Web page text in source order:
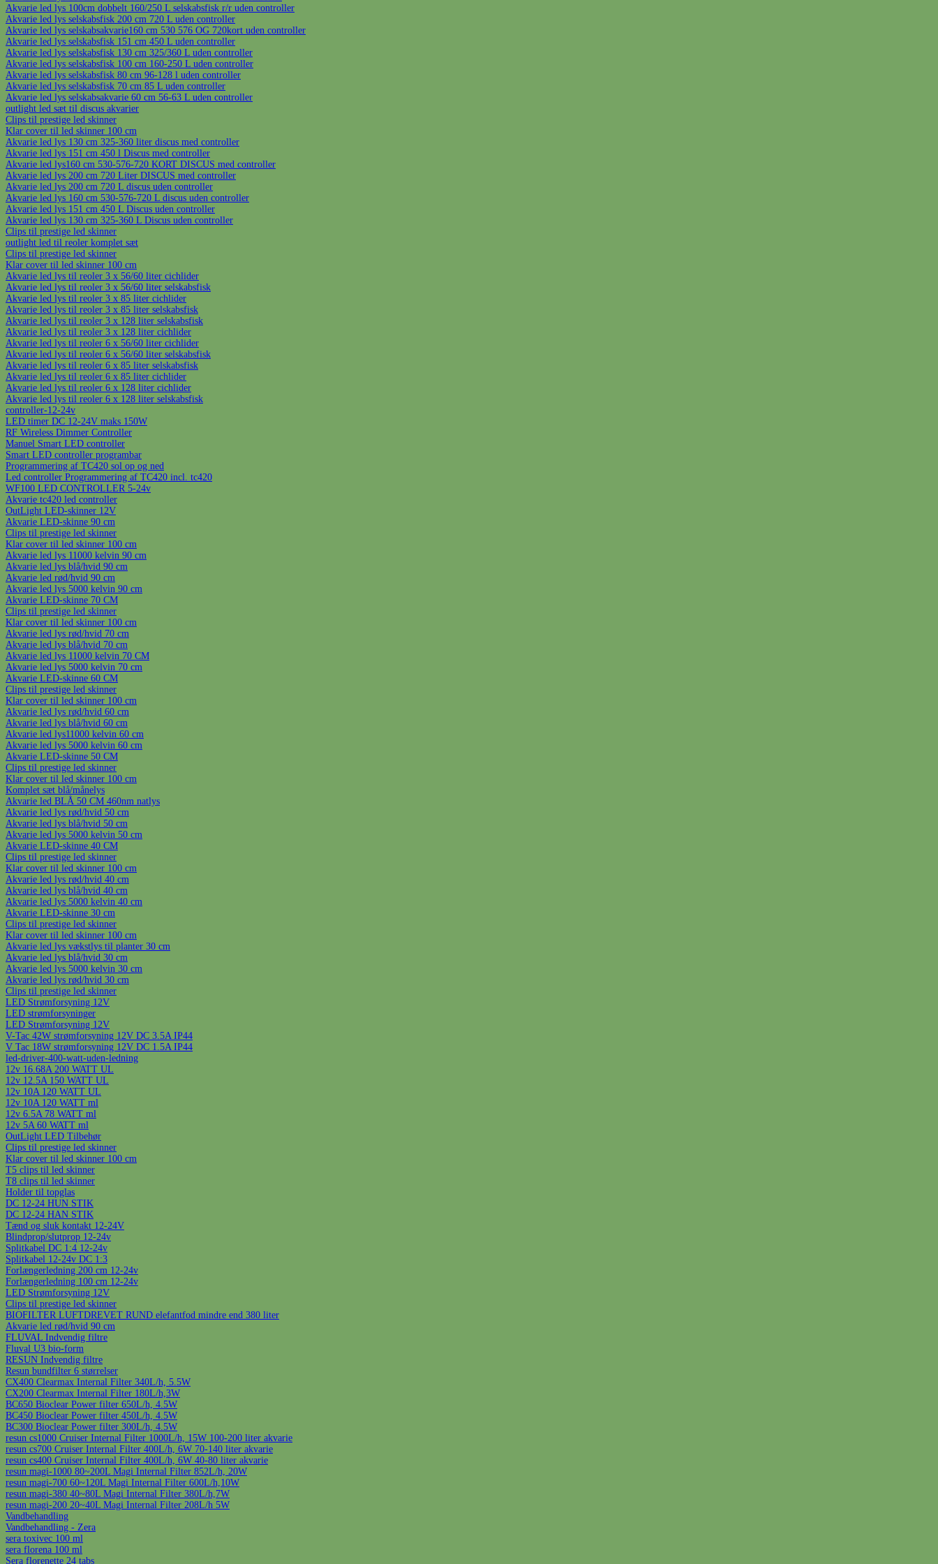
Akvarie led lys 100cm dobbelt 160/250 L selskabsfisk r/r uden controller
Akvarie led lys selskabsfisk 200 cm 720 L uden controller
Akvarie led lys selskabsakvarie160 cm 530 576 OG 720kort uden controller
Akvarie led lys selskabsfisk 151 cm 450 L uden controller
Akvarie led lys selskabsfisk 130 cm 325/360 L uden controller
Akvarie led lys selskabsfisk 100 cm 160-250 L uden controller
Akvarie led lys selskabsfisk 80 cm 96-128 l uden controller
Akvarie led lys selskabsfisk 70 cm 85 L uden controller
Akvarie led lys selskabsakvarie 60 cm 56-63 L uden controller
outlight led sæt til discus akvarier
Clips til prestige led skinner
Klar cover til led skinner 100 cm
Akvarie led lys 130 cm 325-360 liter discus med controller
Akvarie led lys 151 cm 450 l Discus med controller
Akvarie led lys160 cm 530-576-720 KORT DISCUS med controller
Akvarie led lys 200 cm 720 Liter DISCUS med controller
Akvarie led lys 200 cm 720 L discus uden controller
Akvarie led lys 160 cm 530-576-720 L discus uden controller
Akvarie led lys 151 cm 450 L Discus uden controller
Akvarie led lys 130 cm 325-360 L Discus uden controller
Clips til prestige led skinner
outlight led til reoler komplet sæt
Clips til prestige led skinner
Klar cover til led skinner 100 cm
Akvarie led lys til reoler 3 x 56/60 liter cichlider
Akvarie led lys til reoler 3 x 56/60 liter selskabsfisk
Akvarie led lys til reoler 3 x 85 liter cichlider
Akvarie led lys til reoler 3 x 85 liter selskabsfisk
Akvarie led lys til reoler 3 x 128 liter selskabsfisk
Akvarie led lys til reoler 3 x 128 liter cichlider
Akvarie led lys til reoler 6 x 56/60 liter cichlider
Akvarie led lys til reoler 6 x 56/60 liter selskabsfisk
Akvarie led lys til reoler 6 x 85 liter selskabsfisk
Akvarie led lys til reoler 6 x 85 liter cichlider
Akvarie led lys til reoler 6 x 128 liter cichlider
Akvarie led lys til reoler 6 x 128 liter selskabsfisk
controller-12-24v
LED timer DC 12-24V maks 150W
RF Wireless Dimmer Controller
Manuel Smart LED controller
Smart LED controller programbar
Programmering af TC420 sol op og ned
Led controller Programmering af TC420 incl. tc420
WF100 LED CONTROLLER 5-24v
Akvarie tc420 led controller
OutLight LED-skinner 12V
Akvarie LED-skinne 90 cm
Clips til prestige led skinner
Klar cover til led skinner 100 cm
Akvarie led lys 11000 kelvin 90 cm
Akvarie led lys blå/hvid 90 cm
Akvarie led rød/hvid 90 cm
Akvarie led lys 5000 kelvin 90 cm
Akvarie LED-skinne 70 CM
Clips til prestige led skinner
Klar cover til led skinner 100 cm
Akvarie led lys rød/hvid 70 cm
Akvarie led lys blå/hvid 70 cm
Akvarie led lys 11000 kelvin 70 CM
Akvarie led lys 5000 kelvin 70 cm
Akvarie LED-skinne 60 CM
Clips til prestige led skinner
Klar cover til led skinner 100 cm
Akvarie led lys rød/hvid 60 cm
Akvarie led lys blå/hvid 60 cm
Akvarie led lys11000 kelvin 60 cm
Akvarie led lys 5000 kelvin 60 cm
Akvarie LED-skinne 50 CM
Clips til prestige led skinner
Klar cover til led skinner 100 cm
Komplet sæt blå/månelys
Akvarie led BLÅ 50 CM 460nm natlys
Akvarie led lys rød/hvid 50 cm
Akvarie led lys blå/hvid 50 cm
Akvarie led lys 5000 kelvin 50 cm
Akvarie LED-skinne 40 CM
Clips til prestige led skinner
Klar cover til led skinner 100 cm
Akvarie led lys rød/hvid 40 cm
Akvarie led lys blå/hvid 40 cm
Akvarie led lys 5000 kelvin 40 cm
Akvarie LED-skinne 30 cm
Clips til prestige led skinner
Klar cover til led skinner 100 cm
Akvarie led lys vækstlys til planter 30 cm
Akvarie led lys blå/hvid 30 cm
Akvarie led lys 5000 kelvin 30 cm
Akvarie led lys rød/hvid 30 cm
Clips til prestige led skinner
LED Strømforsyning 12V
LED strømforsyninger
LED Strømforsyning 12V
V-Tac 42W strømforsyning 12V DC 3.5A IP44
V Tac 18W strømforsyning 12V DC 1.5A IP44
led-driver-400-watt-uden-ledning
12v 16.68A 200 WATT UL
12v 12.5A 150 WATT UL
12v 10A 120 WATT UL
12v 10A 120 WATT ml
12v 6.5A 78 WATT ml
12v 5A 60 WATT ml
OutLight LED Tilbehør
Clips til prestige led skinner
Klar cover til led skinner 100 cm
T5 clips til led skinner
T8 clips til led skinner
Holder til topglas
DC 12-24 HUN STIK
DC 12-24 HAN STIK
Tænd og sluk kontakt 12-24V
Blindprop/slutprop 12-24v
Splitkabel DC 1:4 12-24v
Splitkabel 12-24v DC 1:3
Forlængerledning 200 cm 12-24v
Forlængerledning 100 cm 12-24v
LED Strømforsyning 12V
Clips til prestige led skinner
BIOFILTER LUFTDREVET RUND elefantfod mindre end 380 liter
Akvarie led rød/hvid 90 cm
FLUVAL Indvendig filtre
Fluval U3 bio-form
RESUN Indvendig filtre
Resun bundfilter 6 størrelser
CX400 Clearmax Internal Filter 340L/h, 5.5W
CX200 Clearmax Internal Filter 180L/h,3W
BC650 Bioclear Power filter 650L/h, 4.5W
BC450 Bioclear Power filter 450L/h, 4.5W
BC300 Bioclear Power filter 300L/h, 4.5W
resun cs1000 Cruiser Internal Filter 1000L/h, 15W 100-200 liter akvarie
resun cs700 Cruiser Internal Filter 400L/h, 6W 70-140 liter akvarie
resun cs400 Cruiser Internal Filter 400L/h, 6W 40-80 liter akvarie
resun magi-1000 80~200L Magi Internal Filter 852L/h, 20W
resun magi-700 60~120L Magi Internal Filter 600L/h,10W
resun magi-380 40~80L Magi Internal Filter 380L/h,7W
resun magi-200 20~40L Magi Internal Filter 208L/h 5W
Vandbehandling
Vandbehandling - Zera
sera toxivec 100 ml
sera florena 100 ml
Sera florenette 24 tabs